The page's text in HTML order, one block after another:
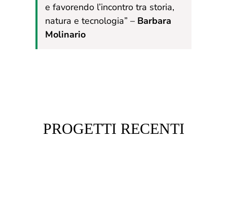
e favorendo l’incontro tra storia,
natura e tecnologia” – Barbara
Molinario
PROGETTI RECENTI